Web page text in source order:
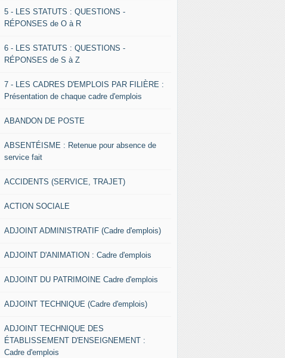
5 - LES STATUTS : QUESTIONS -
RÉPONSES de O à R
6 - LES STATUTS : QUESTIONS -
RÉPONSES de S à Z
7 - LES CADRES D'EMPLOIS PAR FILIÈRE :
Présentation de chaque cadre d'emplois
ABANDON DE POSTE
ABSENTÉISME : Retenue pour absence de
service fait
ACCIDENTS (SERVICE, TRAJET)
ACTION SOCIALE
ADJOINT ADMINISTRATIF (Cadre d'emplois)
ADJOINT D'ANIMATION : Cadre d'emplois
ADJOINT DU PATRIMOINE Cadre d'emplois
ADJOINT TECHNIQUE (Cadre d'emplois)
ADJOINT TECHNIQUE DES
ÉTABLISSEMENT D'ENSEIGNEMENT :
Cadre d'emplois